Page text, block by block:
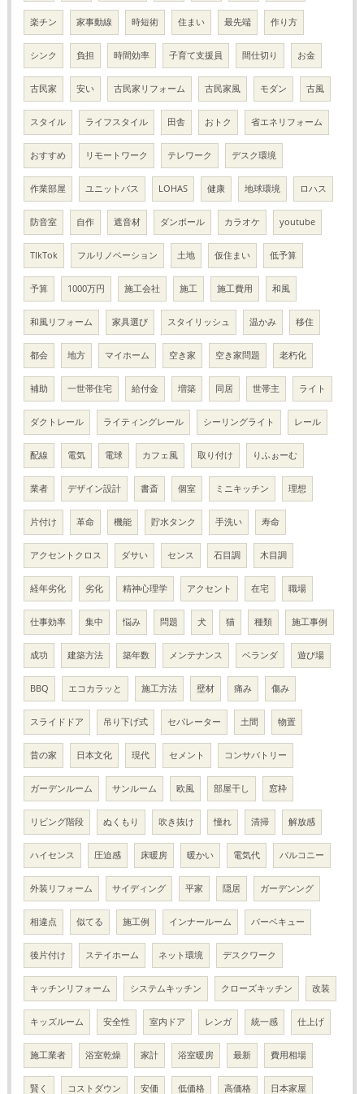
楽チン 家事動線 時短術 住まい 最先端 作り方
シンク 負担 時間効率 子育て支援員 間仕切り お金
古民家 安い 古民家リフォーム 古民家風 モダン 古風
スタイル ライフスタイル 田舎 おトク 省エネリフォーム
おすすめ リモートワーク テレワーク デスク環境
作業部屋 ユニットバス LOHAS 健康 地球環境 ロハス
防音室 自作 遮音材 ダンボール カラオケ youtube
TIkTok フルリノベーション 土地 仮住まい 低予算
予算 1000万円 施工会社 施工 施工費用 和風
和風リフォーム 家具選び スタイリッシュ 温かみ 移住
都会 地方 マイホーム 空き家 空き家問題 老朽化
補助 一世帯住宅 給付金 増築 同居 世帯主 ライト
ダクトレール ライティングレール シーリングライト レール
配線 電気 電球 カフェ風 取り付け りふぉーむ
業者 デザイン設計 書斎 個室 ミニキッチン 理想
片付け 革命 機能 貯水タンク 手洗い 寿命
アクセントクロス ダサい センス 石目調 木目調
経年劣化 劣化 精神心理学 アクセント 在宅 職場
仕事効率 集中 悩み 問題 犬 猫 種類 施工事例
成功 建築方法 築年数 メンテナンス ベランダ 遊び場
BBQ エコカラッと 施工方法 壁材 痛み 傷み
スライドドア 吊り下げ式 セパレーター 土間 物置
昔の家 日本文化 現代 セメント コンサバトリー
ガーデンルーム サンルーム 欧風 部屋干し 窓枠
リビング階段 ぬくもり 吹き抜け 憧れ 清掃 解放感
ハイセンス 圧迫感 床暖房 暖かい 電気代 バルコニー
外装リフォーム サイディング 平家 隠居 ガーデンング
相違点 似てる 施工例 インナールーム バーベキュー
後片付け ステイホーム ネット環境 デスクワーク
キッチンリフォーム システムキッチン クローズキッチン 改装
キッズルーム 安全性 室内ドア レンガ 統一感 仕上げ
施工業者 浴室乾燥 家計 浴室暖房 最新 費用相場
賢く コストダウン 安価 低価格 高価格 日本家屋